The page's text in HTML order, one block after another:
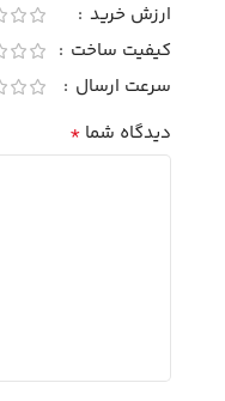
ارزش خرید
کیفیت ساخت
سرعت ارسال
دیدگاه شما *